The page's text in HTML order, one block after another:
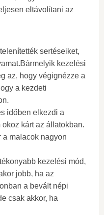
eltávolítani az
sertéseiket,
kezelési
az, hogy végignézze a
a kezdeti
időben elkezdi a
kárt az állatokban.
a malacok nagyon
kezelési mód,
jobb, ha az
a bevált népi
csak akkor, ha